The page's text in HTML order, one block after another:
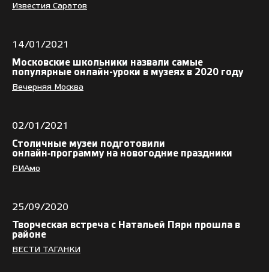
Известия Саратов
14/01/2021
Московские школьники назвали самые
популярные онлайн-уроки в музеях в 2020 году
Вечерняя Москва
02/01/2021
Столичные музеи подготовили
онлайн‑программу на новогодние праздники
РИАмо
25/09/2020
Творческая встреча с Натальей Пярн прошла в
районе
ВЕСТИ ТАГАНКИ